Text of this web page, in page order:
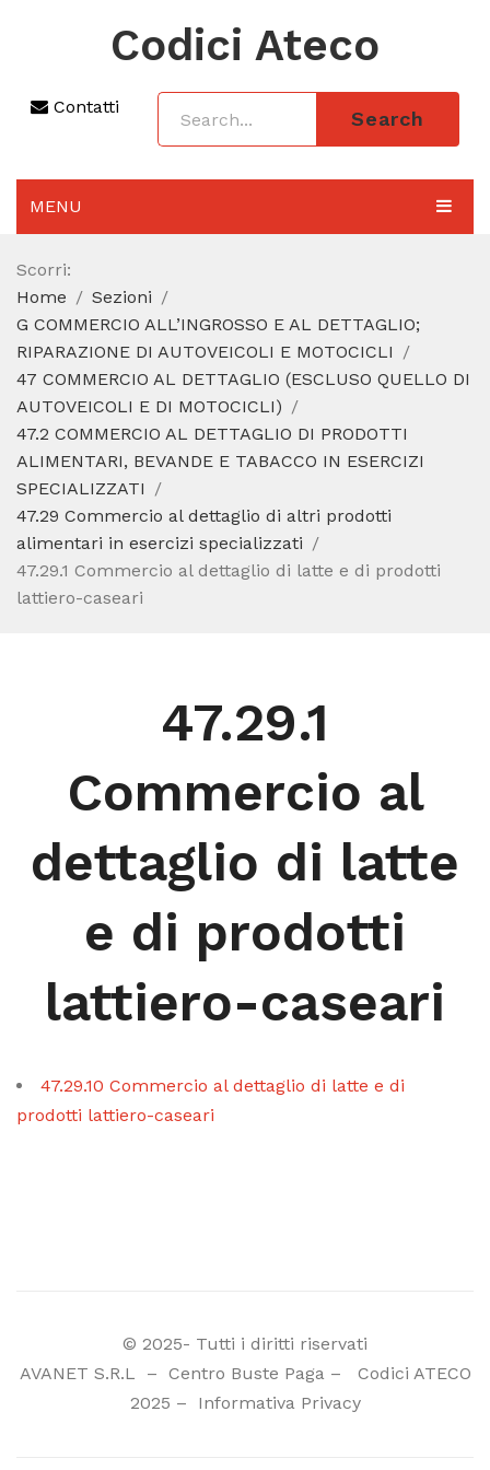
Codici Ateco
Contatti
Search
MENU
AGGIORNAMENTO 2025
SEZIONI
CODICE ATECO A COSA SERVE
CODICE FISCALE
Scorri:
Home
Sezioni
G COMMERCIO ALL’INGROSSO E AL DETTAGLIO;
RIPARAZIONE DI AUTOVEICOLI E MOTOCICLI
47 COMMERCIO AL DETTAGLIO (ESCLUSO QUELLO DI
AUTOVEICOLI E DI MOTOCICLI)
47.2 COMMERCIO AL DETTAGLIO DI PRODOTTI
ALIMENTARI, BEVANDE E TABACCO IN ESERCIZI
SPECIALIZZATI
47.29 Commercio al dettaglio di altri prodotti
alimentari in esercizi specializzati
47.29.1 Commercio al dettaglio di latte e di prodotti
lattiero-caseari
47.29.1
Commercio al
dettaglio di latte
e di prodotti
lattiero-caseari
47.29.10 Commercio al dettaglio di latte e di
prodotti lattiero-caseari
© 2025- Tutti i diritti riservati
AVANET S.R.L
– Centro Buste Paga– Codici ATECO
2025 – Informativa Privacy